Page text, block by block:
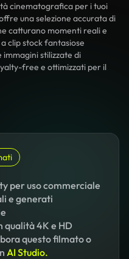
cinematografica per i tuoi
una selezione accurata di
catturano momenti reali e
clip stock fantasiose
stilizzate di
free e ottimizzati per il
per uso commerciale
e generati
qualità 4K e HD
questo filmato o
AI Studio.